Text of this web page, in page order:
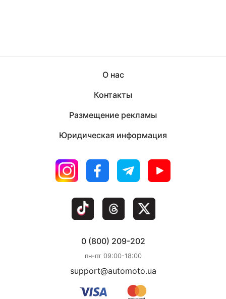
О нас
Контакты
Размещение рекламы
Юридическая информация
0 (800) 209-202
пн-пт 09:00-18:00
support@automoto.ua